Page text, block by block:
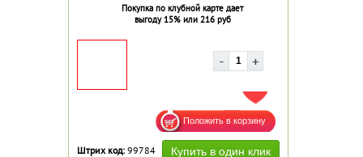
Покупка по клубной карте дает
выгоду 15% или 216 руб
ДОБАВИТЬ В ИЗБРАННОЕ
Штрих код: 99784